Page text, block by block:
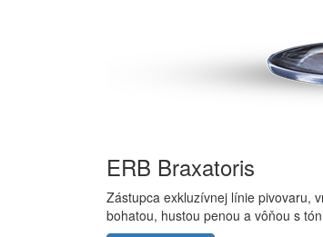
ERB Braxatoris
Zástupca exkluzívnej línie pivovaru,
bohatou, hustou penou a vôňou s